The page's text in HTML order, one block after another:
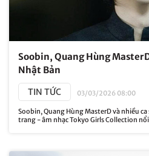
Soobin, Quang Hùng
Nhật Bản
TIN TỨC 03/03/2026 08:00
Soobin, Quang Hùng MasterD và nhiều
trang - âm nhạc Tokyo Girls Collection